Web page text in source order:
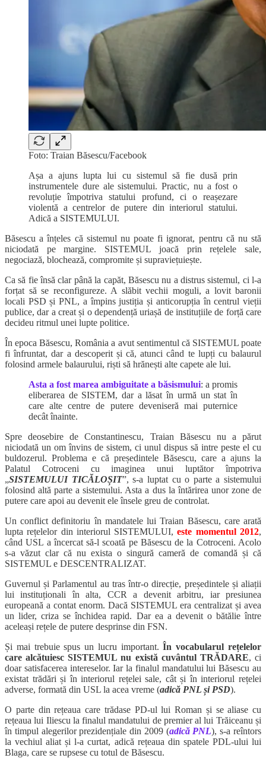
Foto: Traian Băsescu/Facebook
Așa a ajuns lupta lui cu sistemul să fie dusă prin
instrumentele dure ale sistemului. Practic, nu a fost o
revoluție împotriva statului profund, ci o reașezare
violentă a centrelor de putere din interiorul statului.
Adică a SISTEMULUI.
Băsescu a înțeles că sistemul nu poate fi ignorat, pentru că nu stă
niciodată pe margine. SISTEMUL joacă prin rețelele sale,
negociază, blochează, compromite și supraviețuiește.
Ca să fie însă clar până la capăt, Băsescu nu a distrus sistemul, ci l-a
forțat să se reconfigureze. A slăbit vechii moguli, a lovit baronii
locali PSD și PNL, a împins justiția și anticorupția în centrul vieții
publice, dar a creat și o dependență uriașă de instituțiile de forță care
decideu ritmul unei lupte politice.
În epoca Băsescu, România a avut sentimentul că SISTEMUL poate
fi înfruntat, dar a descoperit și că, atunci când te lupți cu balaurul
folosind armele balaurului, riști să hrănești alte capete ale lui.
Asta a fost marea ambiguitate a băsismului: a promis
eliberarea de SISTEM, dar a lăsat în urmă un stat în
care alte centre de putere deveniseră mai puternice
decât înainte.
Spre deosebire de Constantinescu, Traian Băsescu nu a părut
niciodată un om învins de sistem, ci unul dispus să intre peste el cu
buldozerul. Problema e că președintele Băsescu, care a ajuns la
Palatul Cotroceni cu imaginea unui luptător împotriva
„SISTEMULUI TICĂLOȘIT”, s-a luptat cu o parte a sistemului
folosind altă parte a sistemului. Asta a dus la întărirea unor zone de
putere care apoi au devenit ele însele greu de controlat.
Un conflict definitoriu în mandatele lui Traian Băsescu, care arată
lupta rețelelor din interiorul SISTEMULUI,este momentul 2012,
când USL a încercat să-l scoată pe Băsescu de la Cotroceni. Acolo
s-a văzut clar că nu exista o singură cameră de comandă și că
SISTEMUL e DESCENTRALIZAT.
Guvernul și Parlamentul au tras într-o direcție, președintele și aliații
lui instituționali în alta, CCR a devenit arbitru, iar presiunea
europeană a contat enorm. Dacă SISTEMUL era centralizat și avea
un lider, criza se închidea rapid. Dar ea a devenit o bătălie între
aceleași rețele de putere desprinse din FSN.
Și mai trebuie spus un lucru important.În vocabularul rețelelor
care alcătuiesc SISTEMUL nu există cuvântul TRĂDARE, ci
doar satisfacerea intereselor. Iar la finalul mandatului lui Băsescu au
existat trădări și în interiorul rețelei sale, cât și în interiorul rețelei
adverse, formată din USL la acea vreme (adică PNL și PSD).
O parte din rețeaua care trădase PD-ul lui Roman și se aliase cu
rețeaua lui Iliescu la finalul mandatului de premier al lui Trăiceanu și
în timpul alegerilor prezidențiale din 2009 (adică PNL), s-a reîntors
la vechiul aliat și l-a curtat, adică rețeaua din spatele PDL-ului lui
Blaga, care se rupsese cu totul de Băsescu.